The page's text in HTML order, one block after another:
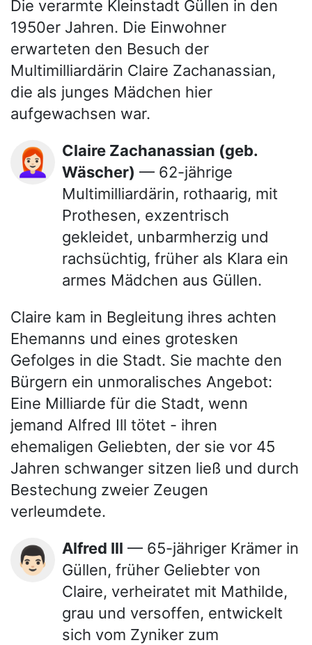
Die verarmte Kleinstadt Güllen in den
1950er Jahren. Die Einwohner
erwarteten den Besuch der
Multimilliardärin Claire Zachanassian,
die als junges Mädchen hier
aufgewachsen war.
👩🏻‍🦰
Claire Zachanassian (geb.
Wäscher) — 62-jährige
Multimilliardärin, rothaarig, mit
Prothesen, exzentrisch
gekleidet, unbarmherzig und
rachsüchtig, früher als Klara ein
armes Mädchen aus Güllen.
Claire kam in Begleitung ihres achten
Ehemanns und eines grotesken
Gefolges in die Stadt. Sie machte den
Bürgern ein unmoralisches Angebot:
Eine Milliarde für die Stadt, wenn
jemand Alfred Ill tötet - ihren
ehemaligen Geliebten, der sie vor 45
Jahren schwanger sitzen ließ und durch
Bestechung zweier Zeugen
verleumdete.
👨🏻 Alfred Ill — 65-jähriger Krämer in
Güllen, früher Geliebter von
Claire, verheiratet mit Mathilde,
grau und versoffen, entwickelt
sich vom Zyniker zum